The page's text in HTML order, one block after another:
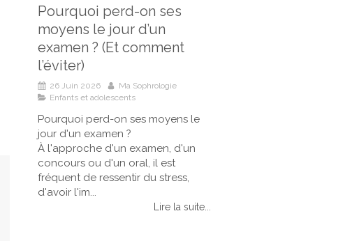
Pourquoi perd-on ses
moyens le jour d’un
examen ? (Et comment
l’éviter)
26 Juin 2026
Ma Sophrologie
Enfants et adolescents
Pourquoi perd-on ses moyens le
jour d'un examen ?
À l'approche d'un examen, d'un
concours ou d'un oral, il est
fréquent de ressentir du stress,
d'avoir l'im...
Lire la suite...